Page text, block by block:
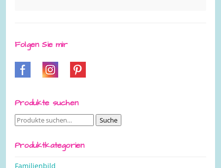
Folgen Sie mir
Produkte suchen
Suche
Suche
Produktkategorien
Familienbild